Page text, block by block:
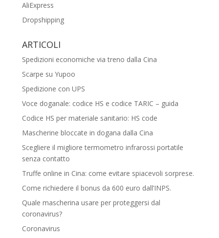
AliExpress
Dropshipping
ARTICOLI
Spedizioni economiche via treno dalla Cina
Scarpe su Yupoo
Spedizione con UPS
Voce doganale: codice HS e codice TARIC – guida
Codice HS per materiale sanitario: HS code
Mascherine bloccate in dogana dalla Cina
Scegliere il migliore termometro infrarossi portatile
senza contatto
Truffe online in Cina: come evitare spiacevoli sorprese.
Come richiedere il bonus da 600 euro dall’INPS.
Quale mascherina usare per proteggersi dal
coronavirus?
Coronavirus